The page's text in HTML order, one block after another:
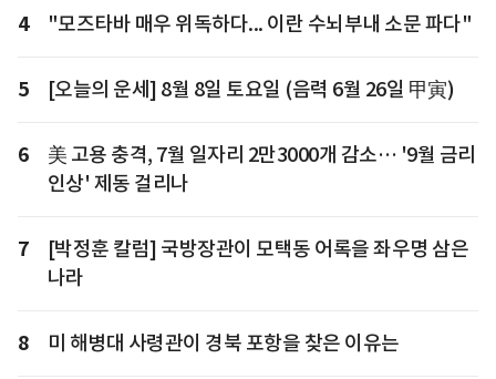
4 "모즈타바 매우 위독하다... 이란 수뇌부내 소문 파다"
5 [오늘의 운세] 8월 8일 토요일 (음력 6월 26일 甲寅)
6
美 고용 충격, 7월 일자리 2만3000개 감소… '9월 금리
인상' 제동 걸리나
7
[박정훈 칼럼] 국방장관이 모택동 어록을 좌우명 삼은
나라
8 미 해병대 사령관이 경북 포항을 찾은 이유는